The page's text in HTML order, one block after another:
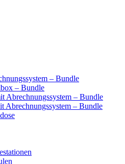
– Bundle
– Bundle
Abrechnungssystem – Bundle
Abrechnungssystem – Bundle